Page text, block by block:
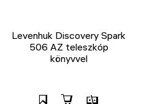
Levenhuk Discovery Spark
506 AZ teleszkóp
könyvvel